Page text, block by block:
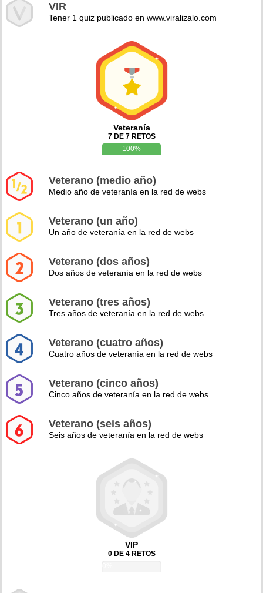
VIR
Tener 1 quiz publicado en www.viralizalo.com
Veteranía
7 DE 7 RETOS
100%
Veterano (medio año)
Medio año de veteranía en la red de webs
Veterano (un año)
Un año de veteranía en la red de webs
Veterano (dos años)
Dos años de veteranía en la red de webs
Veterano (tres años)
Tres años de veteranía en la red de webs
Veterano (cuatro años)
Cuatro años de veteranía en la red de webs
Veterano (cinco años)
Cinco años de veteranía en la red de webs
Veterano (seis años)
Seis años de veteranía en la red de webs
VIP
0 DE 4 RETOS